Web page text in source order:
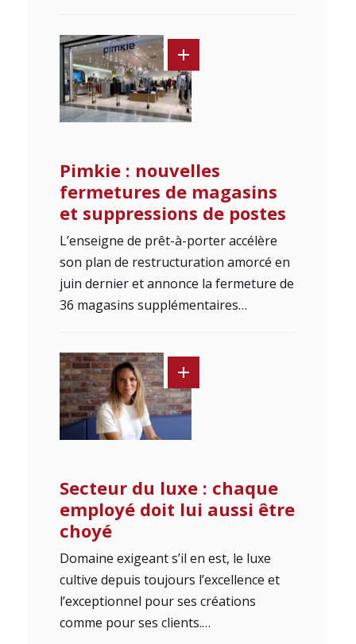
Pimkie : nouvelles
fermetures de magasins
et suppressions de postes
L’enseigne de prêt-à-porter accélère
son plan de restructuration amorcé en
juin dernier et annonce la fermeture de
36 magasins supplémentaires…
Secteur du luxe : chaque
employé doit lui aussi être
choyé
Domaine exigeant s’il en est, le luxe
cultive depuis toujours l’excellence et
l’exceptionnel pour ses créations
comme pour ses clients.…